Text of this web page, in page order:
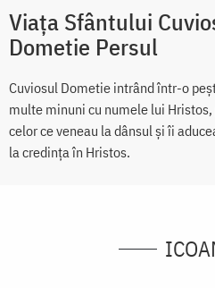
Viața Sfântului
Dometie Persul
Cuviosul Dometie intrând într-o
multe minuni cu numele lui
celor ce veneau la dânsul și îi
la credința în Hristos.